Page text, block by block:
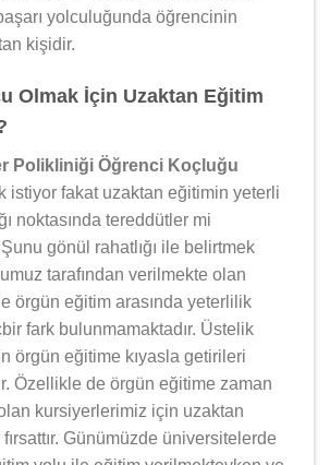
yolculuğunda öğrencinin
kişidir.
Olmak İçin Uzaktan Eğitim
Polikliniği Öğrenci Koçluğu
istiyor fakat uzaktan eğitimin yeterli
noktasında tereddütler mi
gönül rahatlığı ile belirtmek
tarafından verilmekte olan
örgün eğitim arasında yeterlilik
fark bulunmamaktadır. Üstelik
örgün eğitime kıyasla getirileri
Özellikle de örgün eğitime zaman
kursiyerlerimiz için uzaktan
Günümüzde üniversitelerde